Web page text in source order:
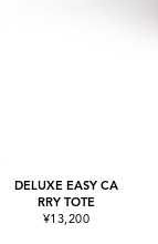
DELUXE EASY CA
RRY TOTE
¥13,200